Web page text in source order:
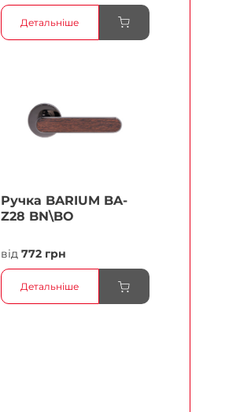
Детальніше
Ручка BARIUM BA-
Z28 BN\BO
від 772 грн
Детальніше